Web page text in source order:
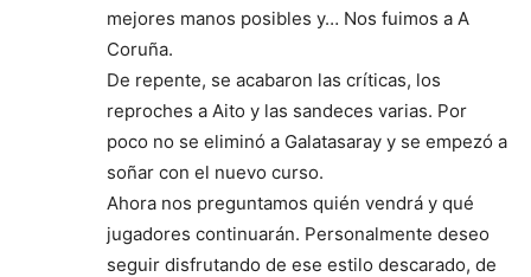
mejores manos posibles y… Nos fuimos a A
Coruña.
De repente, se acabaron las críticas, los
reproches a Aito y las sandeces varias. Por
poco no se eliminó a Galatasaray y se empezó a
soñar con el nuevo curso.
Ahora nos preguntamos quién vendrá y qué
jugadores continuarán. Personalmente deseo
seguir disfrutando de ese estilo descarado, de